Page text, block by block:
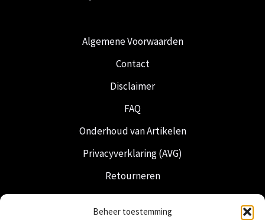
Beheer toestemming
Algemene Voorwaarden
Contact
Disclaimer
FAQ
Onderhoud van Artikelen
Privacyverklaring (AVG)
Retourneren
Verzending & Levering